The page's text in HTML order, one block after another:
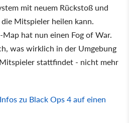
mit neuem Rückstoß und
Mitspieler heilen kann.
hat nun einen Fog of War.
was wirklich in der Umgebung
stattfindet - nicht mehr
zu Black Ops 4 auf einen